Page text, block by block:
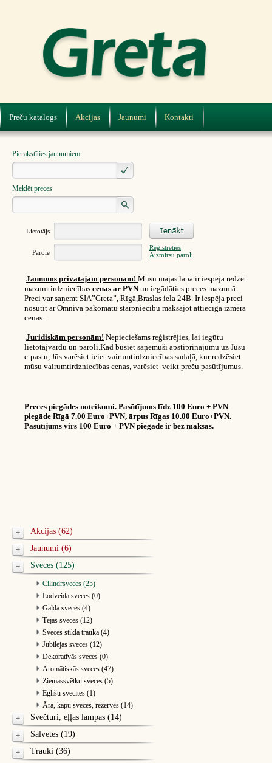
Preču katalogs Akcijas Jaunumi Kontakti
Pierakstīties jaunumiem
Meklēt preces
Lietotājs
Parole
Reģistrēties
Aizmirsu paroli
Jaunums privātajām personām! Mūsu mājas lapā ir iespēja redzēt
mazumtirdzniecības cenas ar PVNun iegādāties preces mazumā.
Preci var saņemt SIA”Greta”, Rīgā,Braslas iela 24B. Ir iespēja preci
nosūtīt ar Omniva pakomātu starpniecību maksājot attiecīgā izmēra
cenas.
Juridiskām personām! Nepieciešams reģistrējies, lai iegūtu
lietotājvārdu un paroli.Kad būsiet saņēmuši apstiprinājumu uz Jūsu
e-pastu, Jūs varēsiet ieiet vairumtirdzniecības sadaļā, kur redzēsiet
mūsu vairumtirdzniecības cenas, varēsiet veikt preču pasūtījumus.
Preces piegādes noteikumi. Pasūtījums līdz 100 Euro + PVN
piegāde Rīgā 7.00 Euro+PVN, ārpus Rīgas 10.00 Euro+PVN.
Pasūtījums virs 100 Euro + PVN piegāde ir bez maksas.
Akcijas (62)
Jaunumi (6)
Sveces (125)
Cilindrsveces (25)
Lodveida sveces (0)
Galda sveces (4)
Tējas sveces (12)
Sveces stikla traukā (4)
Jubilejas sveces (12)
Dekoratīvās sveces (0)
Aromātiskās sveces (47)
Ziemassvētku sveces (5)
Eglīšu svecītes (1)
Āra, kapu sveces, rezerves (14)
Svečturi, eļļas lampas (14)
Salvetes (19)
Trauki (36)